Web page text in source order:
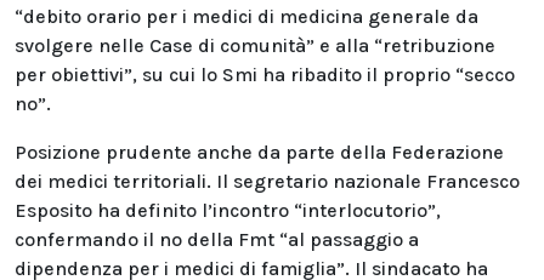
“debito orario per i medici di medicina generale da
svolgere nelle Case di comunità” e alla “retribuzione
per obiettivi”, su cui lo Smi ha ribadito il proprio “secco
no”.
Posizione prudente anche da parte della Federazione
dei medici territoriali. Il segretario nazionale Francesco
Esposito ha definito l’incontro “interlocutorio”,
confermando il no della Fmt “al passaggio a
dipendenza per i medici di famiglia”. Il sindacato ha